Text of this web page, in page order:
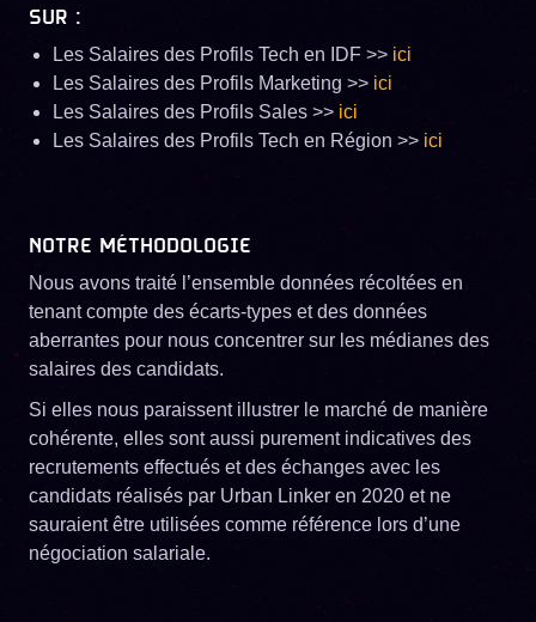
SUR :
Les Salaires des Profils Tech en IDF >> ici
Les Salaires des Profils Marketing >> ici
Les Salaires des Profils Sales >> ici
Les Salaires des Profils Tech en Région >> ici
NOTRE MÉTHODOLOGIE
Nous avons traité l’ensemble données récoltées en
tenant compte des écarts-types et des données
aberrantes pour nous concentrer sur les médianes des
salaires des candidats.
Si elles nous paraissent illustrer le marché de manière
cohérente, elles sont aussi purement indicatives des
recrutements effectués et des échanges avec les
candidats réalisés par Urban Linker en 2020 et ne
sauraient être utilisées comme référence lors d’une
négociation salariale.